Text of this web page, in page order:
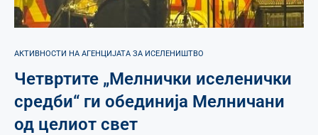
АКТИВНОСТИ НА АГЕНЦИЈАТА ЗА ИСЕЛЕНИШТВО
Четвртите „Мелнички иселенички
средби“ ги обединија Мелничани
од целиот свет